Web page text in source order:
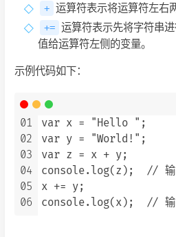
+ 运算符表示将运算符左右
+= 运算符表示先将字符串
值给运算符左侧的变量。
示例代码如下：
01
02
03
04
05
06
var x = "Hello ";
var y = "World!";
var z = x + y;
console.log(z);  // 输
x += y;